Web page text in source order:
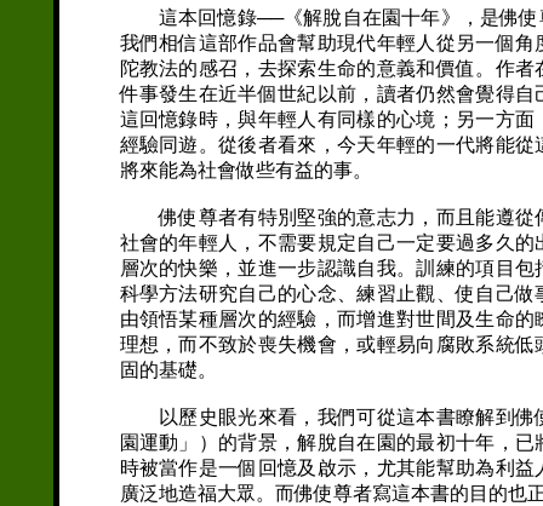
這本回憶錄──《解脫自在園十年》，是佛使
我們相信這部作品會幫助現代年輕人從另一個
陀教法的感召，去探索生命的意義和價值。作
件事發生在近半個世紀以前，讀者仍然會覺得
這回憶錄時，與年輕人有同樣的心境；另一方
經驗同遊。從後者看來，今天年輕的一代將能
將來能為社會做些有益的事。
佛使尊者有特別堅強的意志力，而且能遵從
社會的年輕人，不需要規定自己一定要過多久
層次的快樂，並進一步認識自我。訓練的項目
科學方法研究自己的心念、練習止觀、使自己
由領悟某種層次的經驗，而增進對世間及生命
理想，而不致於喪失機會，或輕易向腐敗系統
固的基礎。
以歷史眼光來看，我們可從這本書瞭解到佛
園運動」）的背景，解脫自在園的最初十年，
時被當作是一個回憶及啟示，尤其能幫助為利
廣泛地造福大眾。而佛使尊者寫這本書的目的也